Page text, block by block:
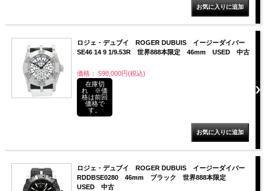
ロジェ・デュブイ ROGER DUBUIS イージーダイバー
SE46 14 9 1/9.53R 世界888本限定 46mm USED 中古
価格： 598,000円(税込)
在庫切
れ ※価
格は前回
価格で
す。
ロジェ・デュブイ ROGER DUBUIS イージーダイバー
RDDBSE0280 46mm ブラック 世界888本限定
USED 中古